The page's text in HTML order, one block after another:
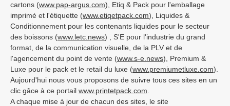
cartons (www.pap-argus.com), Etiq & Pack pour l'emballage
imprimé et l'étiquette (www.etiqetpack.com), Liquides &
Conditionnement pour les contenants liquides pour le secteur
des boissons (www.letc.news) , S'E pour l'industrie du grand
format, de la communication visuelle, de la PLV et de
l'agencement du point de vente (www.s-e.news), Premium &
Luxe pour le pack et le retail du luxe (www.premiumetluxe.com).
Aujourd'hui nous vous proposons de suivre tous ces sites en un
clic gâce à ce portail www.printetpack.com
A chaque mise à jour de chacun des sites, le site